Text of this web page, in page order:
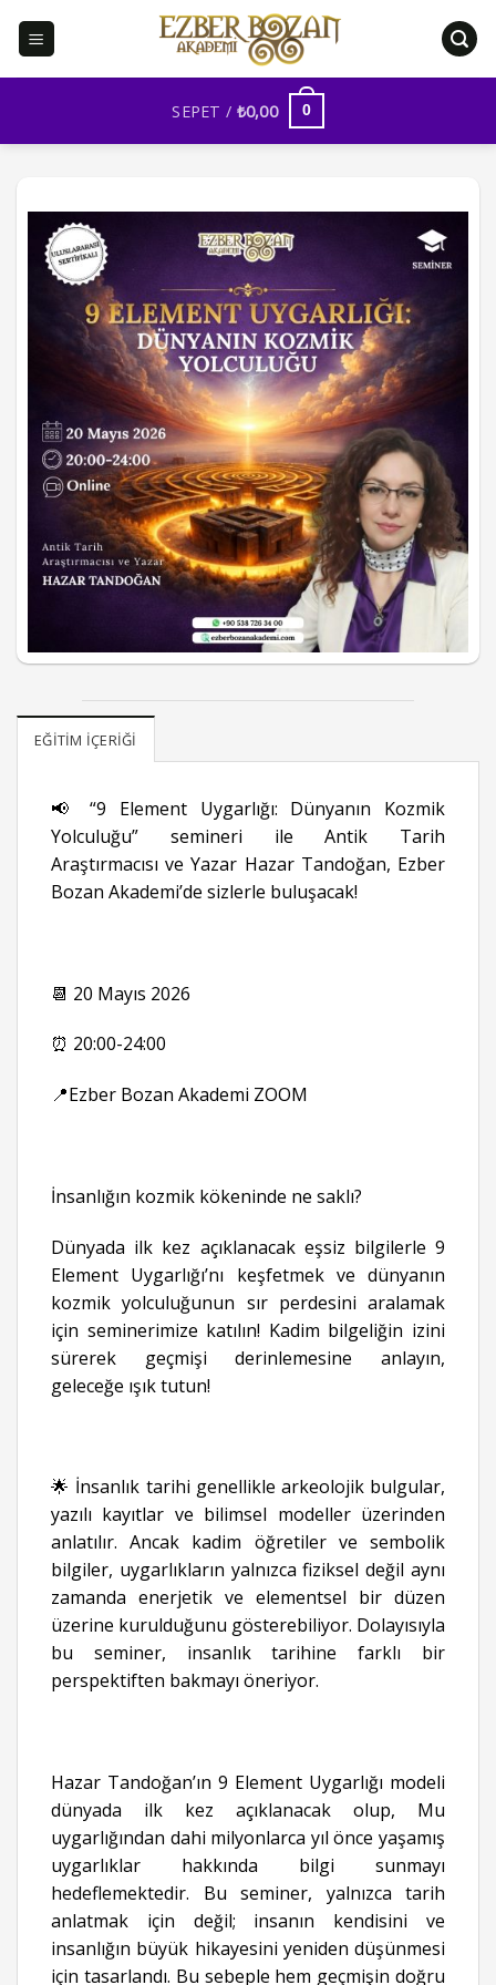
SEPET / ₺0,00 0
EĞITIM İÇERIĞI
📢 “9 Element Uygarlığı: Dünyanın Kozmik
Yolculuğu” semineri ile Antik Tarih
Araştırmacısı ve Yazar Hazar Tandoğan, Ezber
Bozan Akademi’de sizlerle buluşacak!
📆 20 Mayıs 2026
⏰ 20:00-24:00
📍Ezber Bozan Akademi ZOOM
İnsanlığın kozmik kökeninde ne saklı?
Dünyada ilk kez açıklanacak eşsiz bilgilerle 9
Element Uygarlığı’nı keşfetmek ve dünyanın
kozmik yolculuğunun sır perdesini aralamak
için seminerimize katılın! Kadim bilgeliğin izini
sürerek geçmişi derinlemesine anlayın,
geleceğe ışık tutun!
🌟 İnsanlık tarihi genellikle arkeolojik bulgular,
yazılı kayıtlar ve bilimsel modeller üzerinden
anlatılır. Ancak kadim öğretiler ve sembolik
bilgiler, uygarlıkların yalnızca fiziksel değil aynı
zamanda enerjetik ve elementsel bir düzen
üzerine kurulduğunu gösterebiliyor. Dolayısıyla
bu seminer, insanlık tarihine farklı bir
perspektiften bakmayı öneriyor.
Hazar Tandoğan’ın 9 Element Uygarlığı modeli
dünyada ilk kez açıklanacak olup, Mu
uygarlığından dahi milyonlarca yıl önce yaşamış
uygarlıklar hakkında bilgi sunmayı
hedeflemektedir. Bu seminer, yalnızca tarih
anlatmak için değil; insanın kendisini ve
insanlığın büyük hikayesini yeniden düşünmesi
için tasarlandı. Bu sebeple hem geçmişin doğru